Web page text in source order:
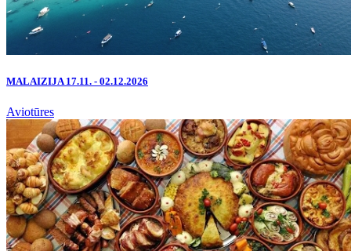
MALAIZIJA 17.11. - 02.12.2026
Aviotūres